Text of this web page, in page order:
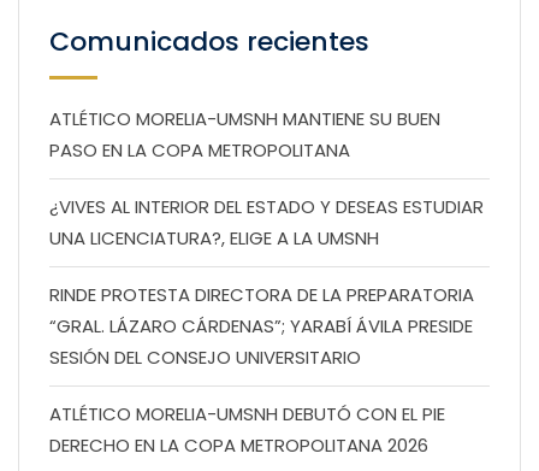
Comunicados recientes
ATLÉTICO MORELIA-UMSNH MANTIENE SU BUEN
PASO EN LA COPA METROPOLITANA
¿VIVES AL INTERIOR DEL ESTADO Y DESEAS ESTUDIAR
UNA LICENCIATURA?, ELIGE A LA UMSNH
RINDE PROTESTA DIRECTORA DE LA PREPARATORIA
“GRAL. LÁZARO CÁRDENAS”; YARABÍ ÁVILA PRESIDE
SESIÓN DEL CONSEJO UNIVERSITARIO
ATLÉTICO MORELIA-UMSNH DEBUTÓ CON EL PIE
DERECHO EN LA COPA METROPOLITANA 2026